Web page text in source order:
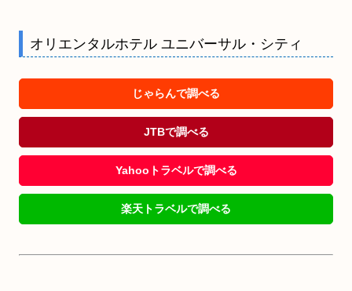
オリエンタルホテル ユニバーサル・シティ
じゃらんで調べる
JTBで調べる
Yahooトラベルで調べる
楽天トラベルで調べる